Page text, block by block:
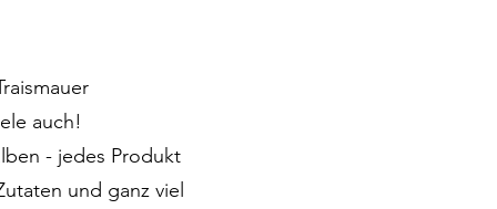
auch!
- jedes Produkt
und ganz viel